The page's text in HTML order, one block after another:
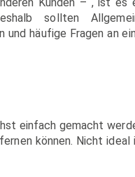
sollten
häufige Fragen an
einfach gemacht
können. Nicht ideal